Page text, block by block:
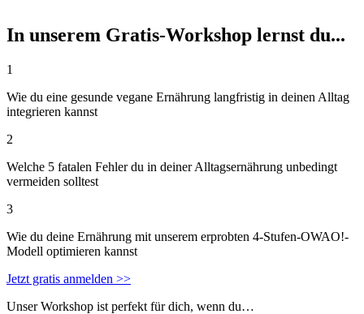
In unserem Gratis-Workshop lernst du...
1
Wie du eine gesunde vegane Ernährung langfristig in deinen Alltag
integrieren kannst
2
Welche 5 fatalen Fehler du in deiner Alltagsernährung unbedingt
vermeiden solltest
3
Wie du deine Ernährung mit unserem erprobten 4-Stufen-OWAO!-
Modell optimieren kannst
Jetzt gratis anmelden >>
Unser Workshop ist perfekt für dich, wenn du…